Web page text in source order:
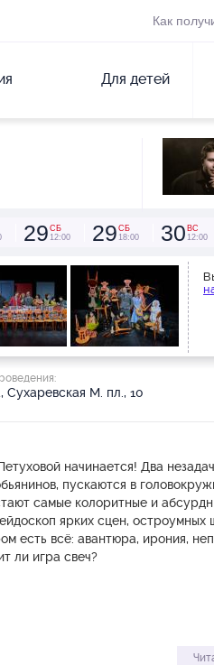
Как
Для детей
29 СБ
12:00
29 СБ
18:00
30 ВС
12:00
Сухаревская М. пл., 10
начинается! Два
пускаются в
самые колоритные и
ярких сцен, остроумных
есть всё: авантюра, ирония,
ли игра свеч?